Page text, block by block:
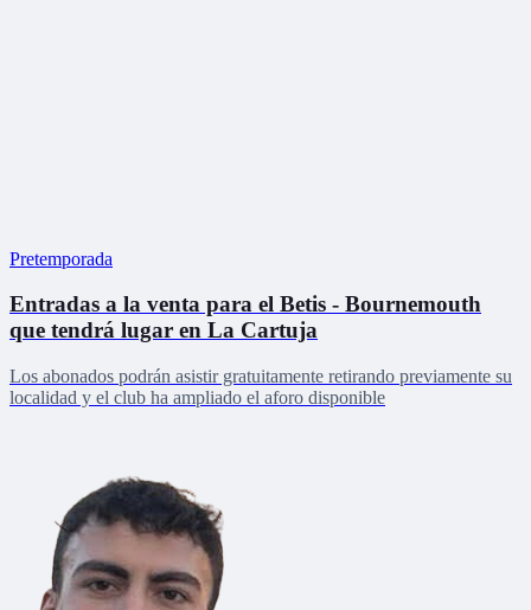
Pretemporada
Entradas a la venta para el Betis - Bournemouth
que tendrá lugar en La Cartuja
Los abonados podrán asistir gratuitamente retirando previamente su
localidad y el club ha ampliado el aforo disponible